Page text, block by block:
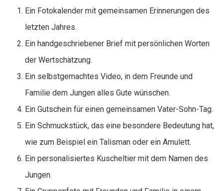
Ein Fotokalender mit gemeinsamen Erinnerungen des
letzten Jahres.
Ein handgeschriebener Brief mit persönlichen Worten
der Wertschätzung.
Ein selbstgemachtes Video, in dem Freunde und
Familie dem Jungen alles Gute wünschen.
Ein Gutschein für einen gemeinsamen Vater-Sohn-Tag.
Ein Schmuckstück, das eine besondere Bedeutung hat,
wie zum Beispiel ein Talisman oder ein Amulett.
Ein personalisiertes Kuscheltier mit dem Namen des
Jungen.